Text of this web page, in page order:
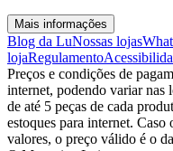
Mais informações
Blog da LuNossas lojas
lojaRegulamento
Preços e condições de
internet, podendo variar nas
de até 5 peças de cada
estoques para internet. Caso
valores, o preço válido é o